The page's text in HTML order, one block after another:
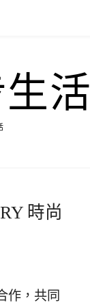
活
時尚
作，共同